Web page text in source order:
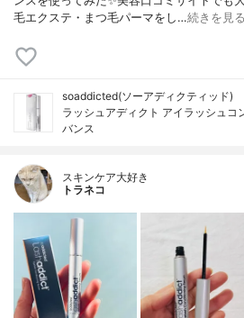
毛エクステ・まつ毛パーマをし…続きを見る
soaddicted(ソーアディクティッド)
ラッシュアディクト アイラッシュコ
バンス
スキンケア大好き
トラネコ